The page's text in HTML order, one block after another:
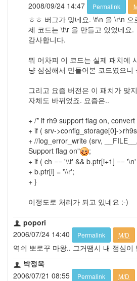
2008/09/24 14:47
Permalink
ㅎㅎ 버그가 맞네요. \t\n 을 \r\n
제 코드는 \t\r 을 만들고 있었네요.
감사합니다.
뭐 어차피 이 코드는 실제 패치에
냥 심심해서 만들어본 코드였으니
그리고 요즘 버전은 이 패치가 맞
자체도 바뀌었죠. 요즘은..
+ /* if rh9 support flag on,
+ if ( srv->config_storage[0]-
+ //log_error_write (srv,
Support flag on"
;
+ if ( ch == '\\t' && b.ptr[i+1] ==
+ b.ptr[i] = '\\r';
+ }
이정도로 처리가 되고 있네요 :-)
popori
2006/07/24 14:40
Permalink M/D
역쉬 뽀로꾸 마왕.. 그거땜시 내 점심이
박정욱
2006/07/21 08:55
Permalink M/D